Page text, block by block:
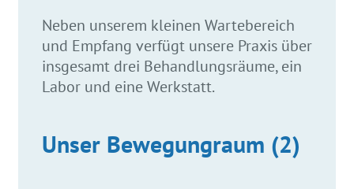
Neben unserem kleinen Wartebereich
und Empfang verfügt unsere Praxis über
insgesamt drei Behandlungsräume, ein
Labor und eine Werkstatt.
Unser Bewegungraum (2)